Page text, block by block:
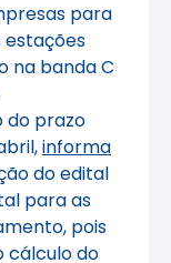
para
na banda C
do prazo
informa
do edital
para as
pois
cálculo do